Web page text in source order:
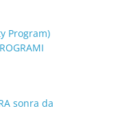
Program)
sonra da